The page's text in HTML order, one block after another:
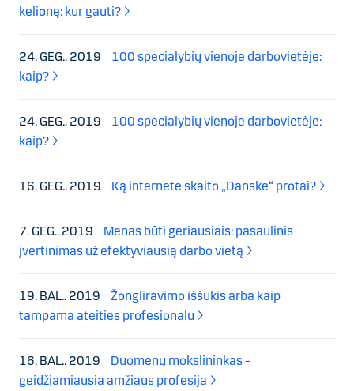
kelionę: kur gauti?
24. GEG.. 2019
100 specialybių vienoje darbovietėje:
kaip?
24. GEG.. 2019
100 specialybių vienoje darbovietėje:
kaip?
16. GEG.. 2019 Ką internete skaito „Danske“ protai?
7. GEG.. 2019
Menas būti geriausiais: pasaulinis
įvertinimas už efektyviausią darbo vietą
19. BAL.. 2019
Žongliravimo iššūkis arba kaip
tampama ateities profesionalu
16. BAL.. 2019
Duomenų mokslininkas –
geidžiamiausia amžiaus profesija